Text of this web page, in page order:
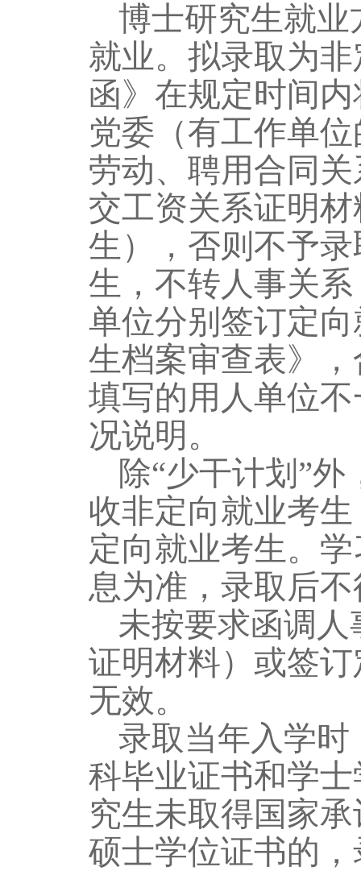
博士研究生就
就业。拟录取为
函》在规定时间
党委（有工作单
劳动、聘用合同
交工资关系证明
生），否则不予
生，不转人事关
单位分别签订定
生档案审查表》
填写的用人单位
况说明。
除“少干计划”
收非定向就业考
定向就业考生。
息为准，录取 后不
未按要求函调
证明材料）或签
无效。
录取当年入学
科毕业证书和学
究生未取得国家
硕士学位证书的，